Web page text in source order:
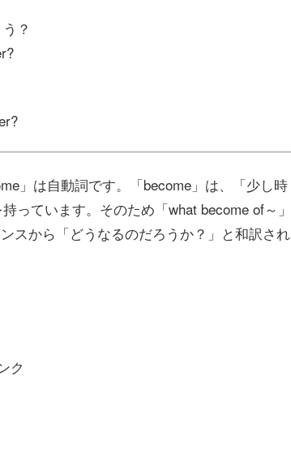
？
」は自動詞です。「become」は、「少し時
っています。そのため「what become of～」
スから「どうなるのだろうか？」と和訳され
ク